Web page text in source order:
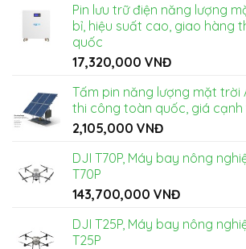
Pin lưu trữ điện năng lượng
bỉ, hiệu suất cao, giao hàng
quốc
17,320,000 VNĐ
Tấm pin năng lượng mặt trời
thi công toàn quốc, giá cạnh
2,105,000 VNĐ
DJI T70P, Máy bay nông
T70P
143,700,000 VNĐ
DJI T25P, Máy bay nông
T25P